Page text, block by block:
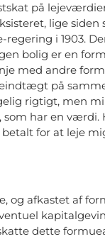
på
lige
i 1903.
bolig er en
med andre
på
rigtigt, men
har en værdi.
for at leje
og afkastet af
dette